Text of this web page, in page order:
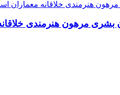
بشری مرهون هنرمندی